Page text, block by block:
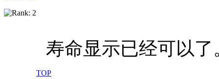
寿命显示已经可以了
TOP